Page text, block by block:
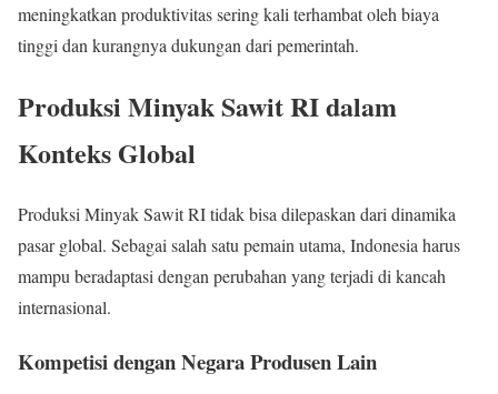
meningkatkan produktivitas sering kali terhambat oleh biaya
tinggi dan kurangnya dukungan dari pemerintah.
Produksi Minyak Sawit RI dalam
Konteks Global
Produksi Minyak Sawit RI tidak bisa dilepaskan dari dinamika
pasar global. Sebagai salah satu pemain utama, Indonesia harus
mampu beradaptasi dengan perubahan yang terjadi di kancah
internasional.
Kompetisi dengan Negara Produsen Lain